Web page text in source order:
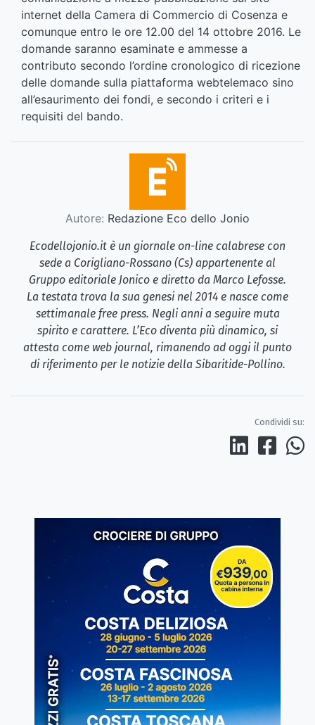
internet della Camera di Commercio di Cosenza e
comunque entro le ore 12.00 del 14 ottobre 2016. Le
domande saranno esaminate e ammesse a
contributo secondo l’ordine cronologico di ricezione
delle domande sulla piattaforma webtelemaco sino
all’esaurimento dei fondi, e secondo i criteri e i
requisiti del bando.
Autore: Redazione Eco dello Jonio
Ecodellojonio.it è un giornale on-line calabrese con
sede a Corigliano-Rossano (Cs) appartenente al
Gruppo editoriale Jonico e diretto da Marco Lefosse.
La testata trova la sua genesi nel 2014 e nasce come
settimanale free press. Negli anni a seguire muta
spirito e carattere. L’Eco diventa più dinamico, si
attesta come web journal, rimanendo ad oggi il punto
di riferimento per le notizie della Sibaritide-Pollino.
Condividi su: